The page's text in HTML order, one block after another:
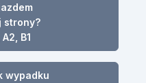
strony?
B1
wypadku